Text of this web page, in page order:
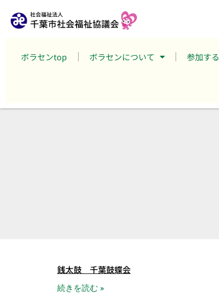
ボラセンtop ボラセンについて 参加する
銭太鼓 千葉鼓蝶会
続きを読む »